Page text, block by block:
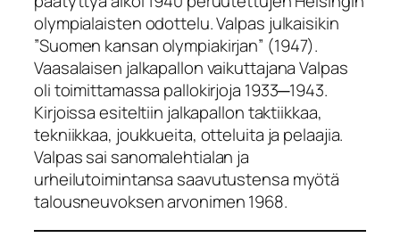
olympialaisten odottelu. Valpas julkaisikin
”Suomen kansan olympiakirjan” (1947).
Vaasalaisen jalkapallon vaikuttajana Valpas
oli toimittamassa pallokirjoja 1933─1943.
Kirjoissa esiteltiin jalkapallon taktiikkaa,
tekniikkaa, joukkueita, otteluita ja pelaajia.
Valpas sai sanomalehtialan ja
urheilutoimintansa saavutustensa myötä
talousneuvoksen arvonimen 1968.